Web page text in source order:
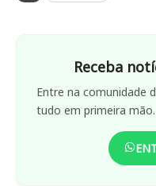
Receba
Entre na comunidade
tudo em primeira mão.